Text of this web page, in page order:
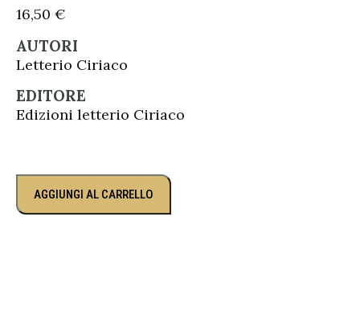
16,50 €
AUTORI
Letterio Ciriaco
EDITORE
Edizioni letterio Ciriaco
AGGIUNGI AL CARRELLO